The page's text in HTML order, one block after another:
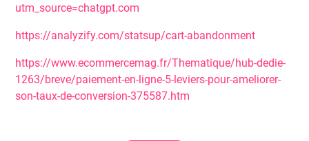
utm_source=chatgpt.com
https://analyzify.com/statsup/cart-abandonment
https://www.ecommercemag.fr/Thematique/hub-dedie-
1263/breve/paiement-en-ligne-5-leviers-pour-ameliorer-
son-taux-de-conversion-375587.htm